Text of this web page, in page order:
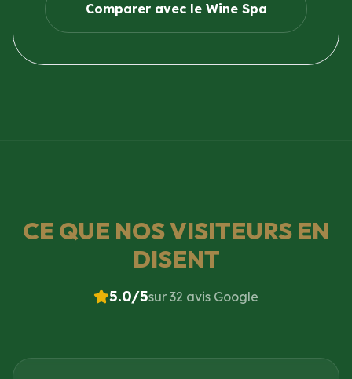
Comparer avec le Wine Spa
CE QUE NOS VISITEURS EN
DISENT
5.0/5sur 32 avis Google